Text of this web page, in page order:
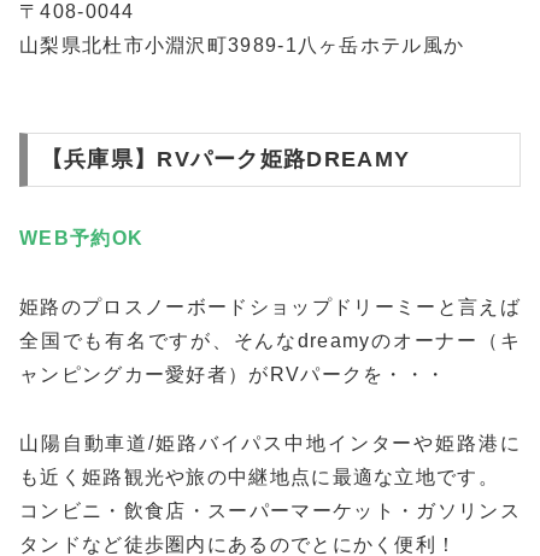
〒408-0044
山梨県北杜市小淵沢町3989-1八ヶ岳ホテル風か
【兵庫県】RVパーク姫路DREAMY
WEB予約OK
姫路のプロスノーボードショップドリーミーと言えば
全国でも有名ですが、そんなdreamyのオーナー（キ
ャンピングカー愛好者）がRVパークを・・・
山陽自動車道/姫路バイパス中地インターや姫路港に
も近く姫路観光や旅の中継地点に最適な立地です。
コンビニ・飲食店・スーパーマーケット・ガソリンス
タンドなど徒歩圏内にあるのでとにかく便利！